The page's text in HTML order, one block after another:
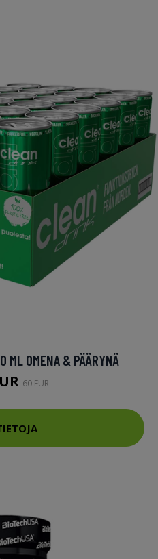
OMENA & PÄÄRYNÄ
60 EUR